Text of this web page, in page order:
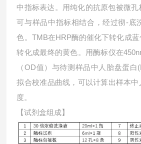
中指标表达。用纯化的抗原包被微孔
可与样品中指标相结合，经过彻-底
色。TMB在HRP酶的催化下转化成
转化成最终的黄色。用酶标仪在
（OD值）与待测样品中 人胎盘蛋白
拟合校准品曲线，可以计算出样本中
度。
【试剂盒组成】